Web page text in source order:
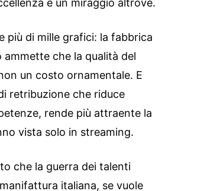
più di mille grafici: la fabbrica
che la qualità del
un costo ornamentale. E
retribuzione che riduce
rende più attraente la
vista solo in streaming.
che la guerra dei talenti
italiana, se vuole